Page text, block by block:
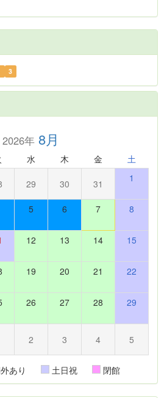
3
2026年8月
水 木 金 土
29 30 31 1
5 6 7 8
12 13 14 15
19 20 21 22
26 27 28 29
2 3 4 5
あり 土日祝 閉館